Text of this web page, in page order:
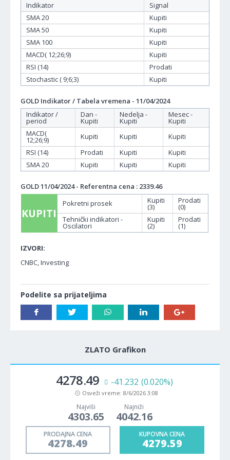
Indikator
Signal
SMA 20
Kupiti
SMA 50
Kupiti
SMA 100
Kupiti
MACD( 12;26;9)
Kupiti
RSI (14)
Prodati
Stochastic ( 9;6;3)
Kupiti
GOLD Indikator / Tabela vremena - 11/04/2024
Indikator /
period
Dan -
Kupiti
Nedelja -
Kupiti
Mesec -
Kupiti
MACD(
12;26;9) Kupiti Kupiti
Kupiti
RSI (14)
Prodati Kupiti
Kupiti
SMA 20
Kupiti Kupiti Kupiti
GOLD 11/04/2024 - Referentna cena : 2339.46
KUPITI
Pokretni prosek Kupiti
(3)
Prodati
(0)
Tehnički indikatori -
Oscilatori
Kupiti
(2)
Prodati
(1)
IZVORI:
CNBC, Investing
Podelite sa prijateljima
ZLATO Grafikon
4278.49 -41.232 (0.020%)
Osveži vreme: 8/6/2026 3:08
Najviši
4303.65
Najniži
4042.16
PRODAJNA CENA
4278.49
KUPOVNA CENA
4279.59